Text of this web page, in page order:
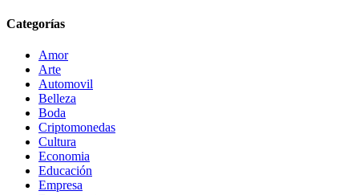
Categorías
Amor
Arte
Automovil
Belleza
Boda
Criptomonedas
Cultura
Economia
Educación
Empresa